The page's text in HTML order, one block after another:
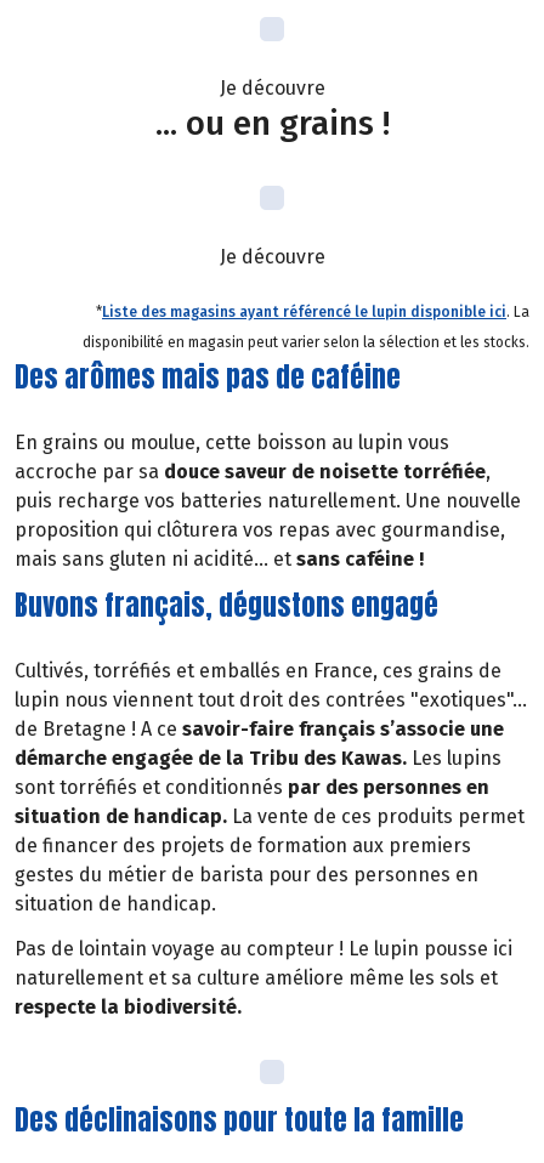
Je découvre
... ou en grains !
Je découvre
*Liste des magasins ayant référencé le lupin disponible ici. La
disponibilité en magasin peut varier selon la sélection et les stocks.
Des arômes mais pas de caféine
En grains ou moulue, cette boisson au lupin vous
accroche par sa douce saveur de noisette torréfiée,
puis recharge vos batteries naturellement. Une nouvelle
proposition qui clôturera vos repas avec gourmandise,
mais sans gluten ni acidité… et sans caféine !
Buvons français, dégustons engagé
Cultivés, torréfiés et emballés en France, ces grains de
lupin nous viennent tout droit des contrées "exotiques"…
de Bretagne ! A ce savoir-faire français s’associe une
démarche engagée de la Tribu des Kawas. Les lupins
sont torréfiés et conditionnés par des personnes en
situation de handicap. La vente de ces produits permet
de financer des projets de formation aux premiers
gestes du métier de barista pour des personnes en
situation de handicap.
Pas de lointain voyage au compteur ! Le lupin pousse ici
naturellement et sa culture améliore même les sols et
respecte la biodiversité.
Des déclinaisons pour toute la famille